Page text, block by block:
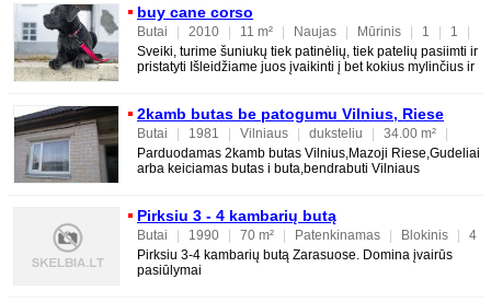
buy cane corso
Butai 2010 11 m² Naujas Mūrinis 1 1
1
Sveiki, turime šuniukų tiek patinėlių, tiek patelių pasiimti ir
pristatyti Išleidžiame juos įvaikinti į bet kokius mylinčius ir
2kamb butas be patogumu Vilnius, Riese
Butai 1981 Vilniaus duksteliu 34.00 m²
Tvarkingas | Mūrinis | 2 | 1 | 1
Parduodamas 2kamb butas Vilnius,Mazoji Riese,Gudeliai
arba keiciamas butas i buta,bendrabuti Vilniaus
Pirksiu 3 - 4 kambarių butą
Butai 1990 70 m² Patenkinamas Blokinis
4
| 1 | 4
Pirksiu 3-4 kambarių butą Zarasuose. Domina įvairūs
pasiūlymai